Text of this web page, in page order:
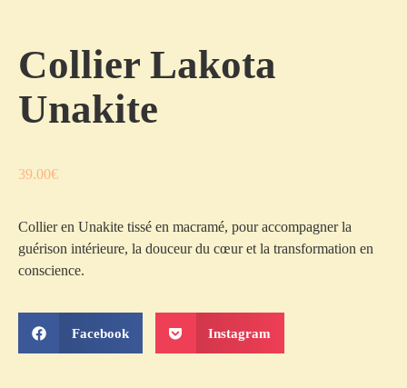
Collier Lakota
Unakite
39.00€
Collier en Unakite tissé en macramé, pour accompagner la
guérison intérieure, la douceur du cœur et la transformation en
conscience.
Facebook Instagram